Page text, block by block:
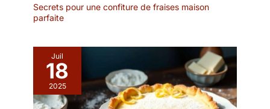
et des étiquettes de
son aspect neuf. Idéal
menus de restaurant ou
vos étiquettes de prix en
boulangerie. [SOCLE EN
BOIS STABLE &
AMOVIBLE] Alliez
Secrets pour une confiture de fraises maison
parfaite
Juil
18
2025